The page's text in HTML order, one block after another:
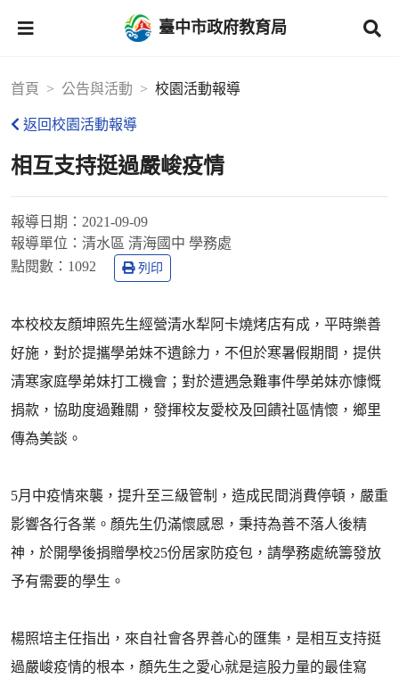
臺中市政府教育局
首頁 公告與活動 校園活動報導
返回校園活動報導
相互支持挺過嚴峻疫情
報導日期： 2021-09-09
報導單位： 清水區 清海國中 學務處
點閱數： 1092 列印
本校校友顏坤照先生經營清水犁阿卡燒烤店有成，平時樂善
好施，對於提攜學弟妹不遺餘力，不但於寒暑假期間，提供
清寒家庭學弟妹打工機會；對於遭遇急難事件學弟妹亦慷慨
捐款，協助度過難關，發揮校友愛校及回饋社區情懷，鄉里
傳為美談。
5月中疫情來襲，提升至三級管制，造成民間消費停頓，嚴重
影響各行各業。顏先生仍滿懷感恩，秉持為善不落人後精
神，於開學後捐贈學校25份居家防疫包，請學務處統籌發放
予有需要的學生。
楊照培主任指出，來自社會各界善心的匯集，是相互支持挺
過嚴峻疫情的根本，顏先生之愛心就是這股力量的最佳寫